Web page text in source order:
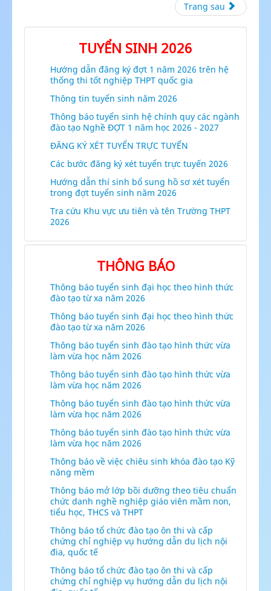
Trang sau
TUYỂN SINH 2026
Hướng dẫn đăng ký đợt 1 năm 2026 trên hệ
thống thi tốt nghiệp THPT quốc gia
Thông tin tuyển sinh năm 2026
Thông báo tuyển sinh hệ chính quy các ngành
đào tạo Nghề ĐỢT 1 năm học 2026 - 2027
ĐĂNG KÝ XÉT TUYỂN TRỰC TUYẾN
Các bước đăng ký xét tuyển trực tuyến 2026
Hướng dẫn thí sinh bổ sung hồ sơ xét tuyển
trong đợt tuyển sinh năm 2026
Tra cứu Khu vực ưu tiên và tên Trường THPT
2026
THÔNG BÁO
Thông báo tuyển sinh đại học theo hình thức
đào tạo từ xa năm 2026
Thông báo tuyển sinh đại học theo hình thức
đào tạo từ xa năm 2026
Thông báo tuyển sinh đào tạo hình thức vừa
làm vừa học năm 2026
Thông báo tuyển sinh đào tạo hình thức vừa
làm vừa học năm 2026
Thông báo tuyển sinh đào tạo hình thức vừa
làm vừa học năm 2026
Thông báo tuyển sinh đào tạo hình thức vừa
làm vừa học năm 2026
Thông báo về việc chiêu sinh khóa đào tạo Kỹ
năng mềm
Thông báo mở lớp bồi dưỡng theo tiêu chuẩn
chức danh nghề nghiệp giáo viên mầm non,
tiểu học, THCS và THPT
Thông báo tổ chức đào tạo ôn thi và cấp
chứng chỉ nghiệp vụ hướng dẫn du lịch nội
đia, quốc tế
Thông báo tổ chức đào tạo ôn thi và cấp
chứng chỉ nghiệp vụ hướng dẫn du lịch nội